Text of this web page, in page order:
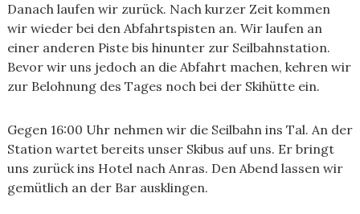
Danach laufen wir zurück. Nach kurzer Zeit kommen
wir wieder bei den Abfahrtspisten an. Wir laufen an
einer anderen Piste bis hinunter zur Seilbahnstation.
Bevor wir uns jedoch an die Abfahrt machen, kehren wir
zur Belohnung des Tages noch bei der Skihütte ein.
Gegen 16:00 Uhr nehmen wir die Seilbahn ins Tal. An der
Station wartet bereits unser Skibus auf uns. Er bringt
uns zurück ins Hotel nach Anras. Den Abend lassen wir
gemütlich an der Bar ausklingen.